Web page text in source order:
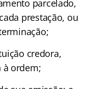
parcelado,
prestação, ou
credora,
à ordem;